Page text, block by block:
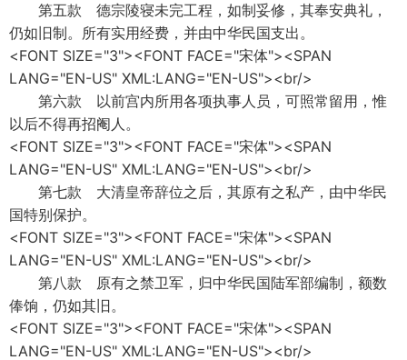
第五款 德宗陵寝未完工程，如制妥修，其奉安典礼，
仍如旧制。所有实用经费，并由中华民国支出。
<FONT SIZE="3"><FONT FACE="宋体"><SPAN
LANG="EN-US" XML:LANG="EN-US"><br/>
第六款 以前宫内所用各项执事人员，可照常留用，惟
以后不得再招阉人。
<FONT SIZE="3"><FONT FACE="宋体"><SPAN
LANG="EN-US" XML:LANG="EN-US"><br/>
第七款 大清皇帝辞位之后，其原有之私产，由中华民
国特别保护。
<FONT SIZE="3"><FONT FACE="宋体"><SPAN
LANG="EN-US" XML:LANG="EN-US"><br/>
第八款 原有之禁卫军，归中华民国陆军部编制，额数
俸饷，仍如其旧。
<FONT SIZE="3"><FONT FACE="宋体"><SPAN
LANG="EN-US" XML:LANG="EN-US"><br/>